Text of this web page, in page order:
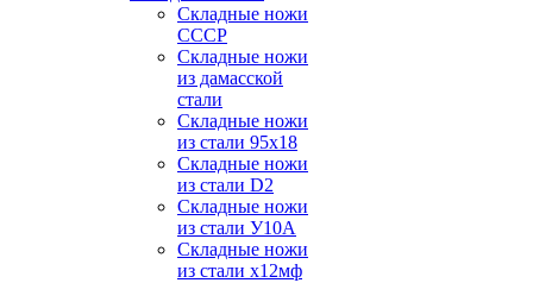
Cкладные ножи
СССР
Складные ножи
из дамасской
стали
Складные ножи
из стали 95х18
Складные ножи
из стали D2
Складные ножи
из стали У10А
Складные ножи
из стали х12мф